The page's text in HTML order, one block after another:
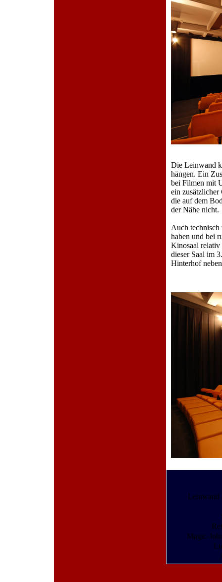
Die Leinwand
hängen. Ein
bei Filmen mit
ein zusätzlicher
die auf dem
der Nähe nicht.
Auch technisch
haben und bei
Kinosaal relativ
dieser Saal im
Hinterhof
Magic-